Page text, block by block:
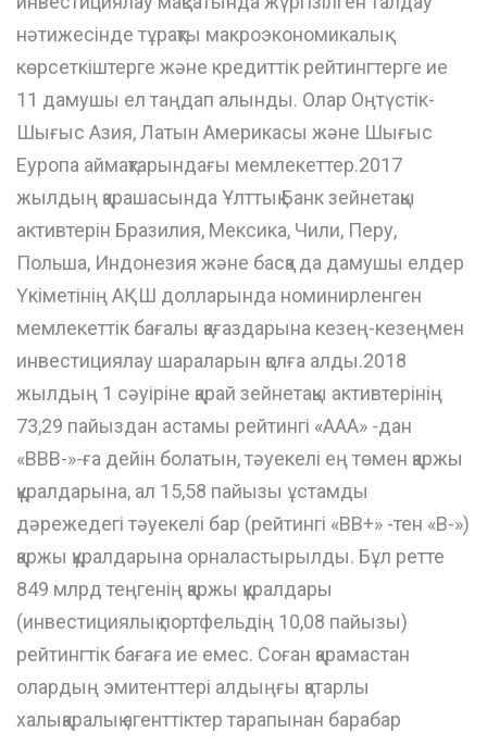
нәтижесінде тұрақты макроэкономикалық
көрсеткіштерге және кредиттік рейтингтерге ие
11 дамушы ел таңдап алынды. Олар Оңтүстік-
Шығыс Азия, Латын Америкасы және Шығыс
Еуропа аймақтарындағы мемлекеттер.2017
жылдың қарашасында Ұлттық Банк зейнетақы
активтерін Бразилия, Мексика, Чили, Перу,
Польша, Индонезия және басқа да дамушы елдер
Үкіметінің АҚШ долларында номинирленген
мемлекеттік бағалы қағаздарына кезең-кезеңмен
инвестициялау шараларын қолға алды.2018
жылдың 1 сәуіріне қарай зейнетақы активтерінің
73,29 пайыздан астамы рейтингі «ААА» -дан
«BBB-»-ға дейін болатын, тәуекелі ең төмен қаржы
құралдарына, ал 15,58 пайызы ұстамды
дәрежедегі тәуекелі бар (рейтингі «ВВ+» -тен «В-»)
қаржы құралдарына орналастырылды. Бұл ретте
849 млрд теңгенің қаржы құралдары
(инвестициялық портфельдің 10,08 пайызы)
рейтингтік бағаға ие емес. Соған қарамастан
олардың эмитенттері алдыңғы қатарлы
халықаралық агенттіктер тарапынан барабар